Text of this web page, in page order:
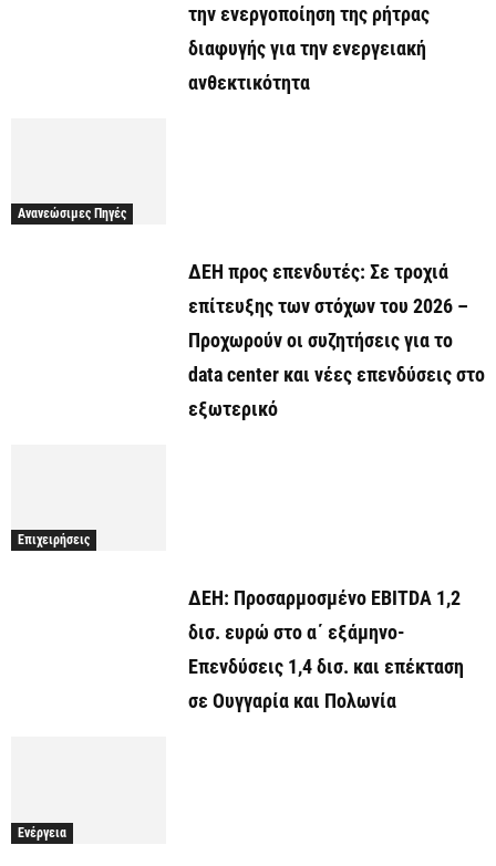
την ενεργοποίηση της ρήτρας
διαφυγής για την ενεργειακή
ανθεκτικότητα
Ανανεώσιμες Πηγές
ΔΕΗ προς επενδυτές: Σε τροχιά
επίτευξης των στόχων του 2026 –
Προχωρούν οι συζητήσεις για το
data center και νέες επενδύσεις στο
εξωτερικό
Επιχειρήσεις
ΔΕΗ: Προσαρμοσμένο EBITDA 1,2
δισ. ευρώ στο α΄ εξάμηνο-
Επενδύσεις 1,4 δισ. και επέκταση
σε Ουγγαρία και Πολωνία
Ενέργεια